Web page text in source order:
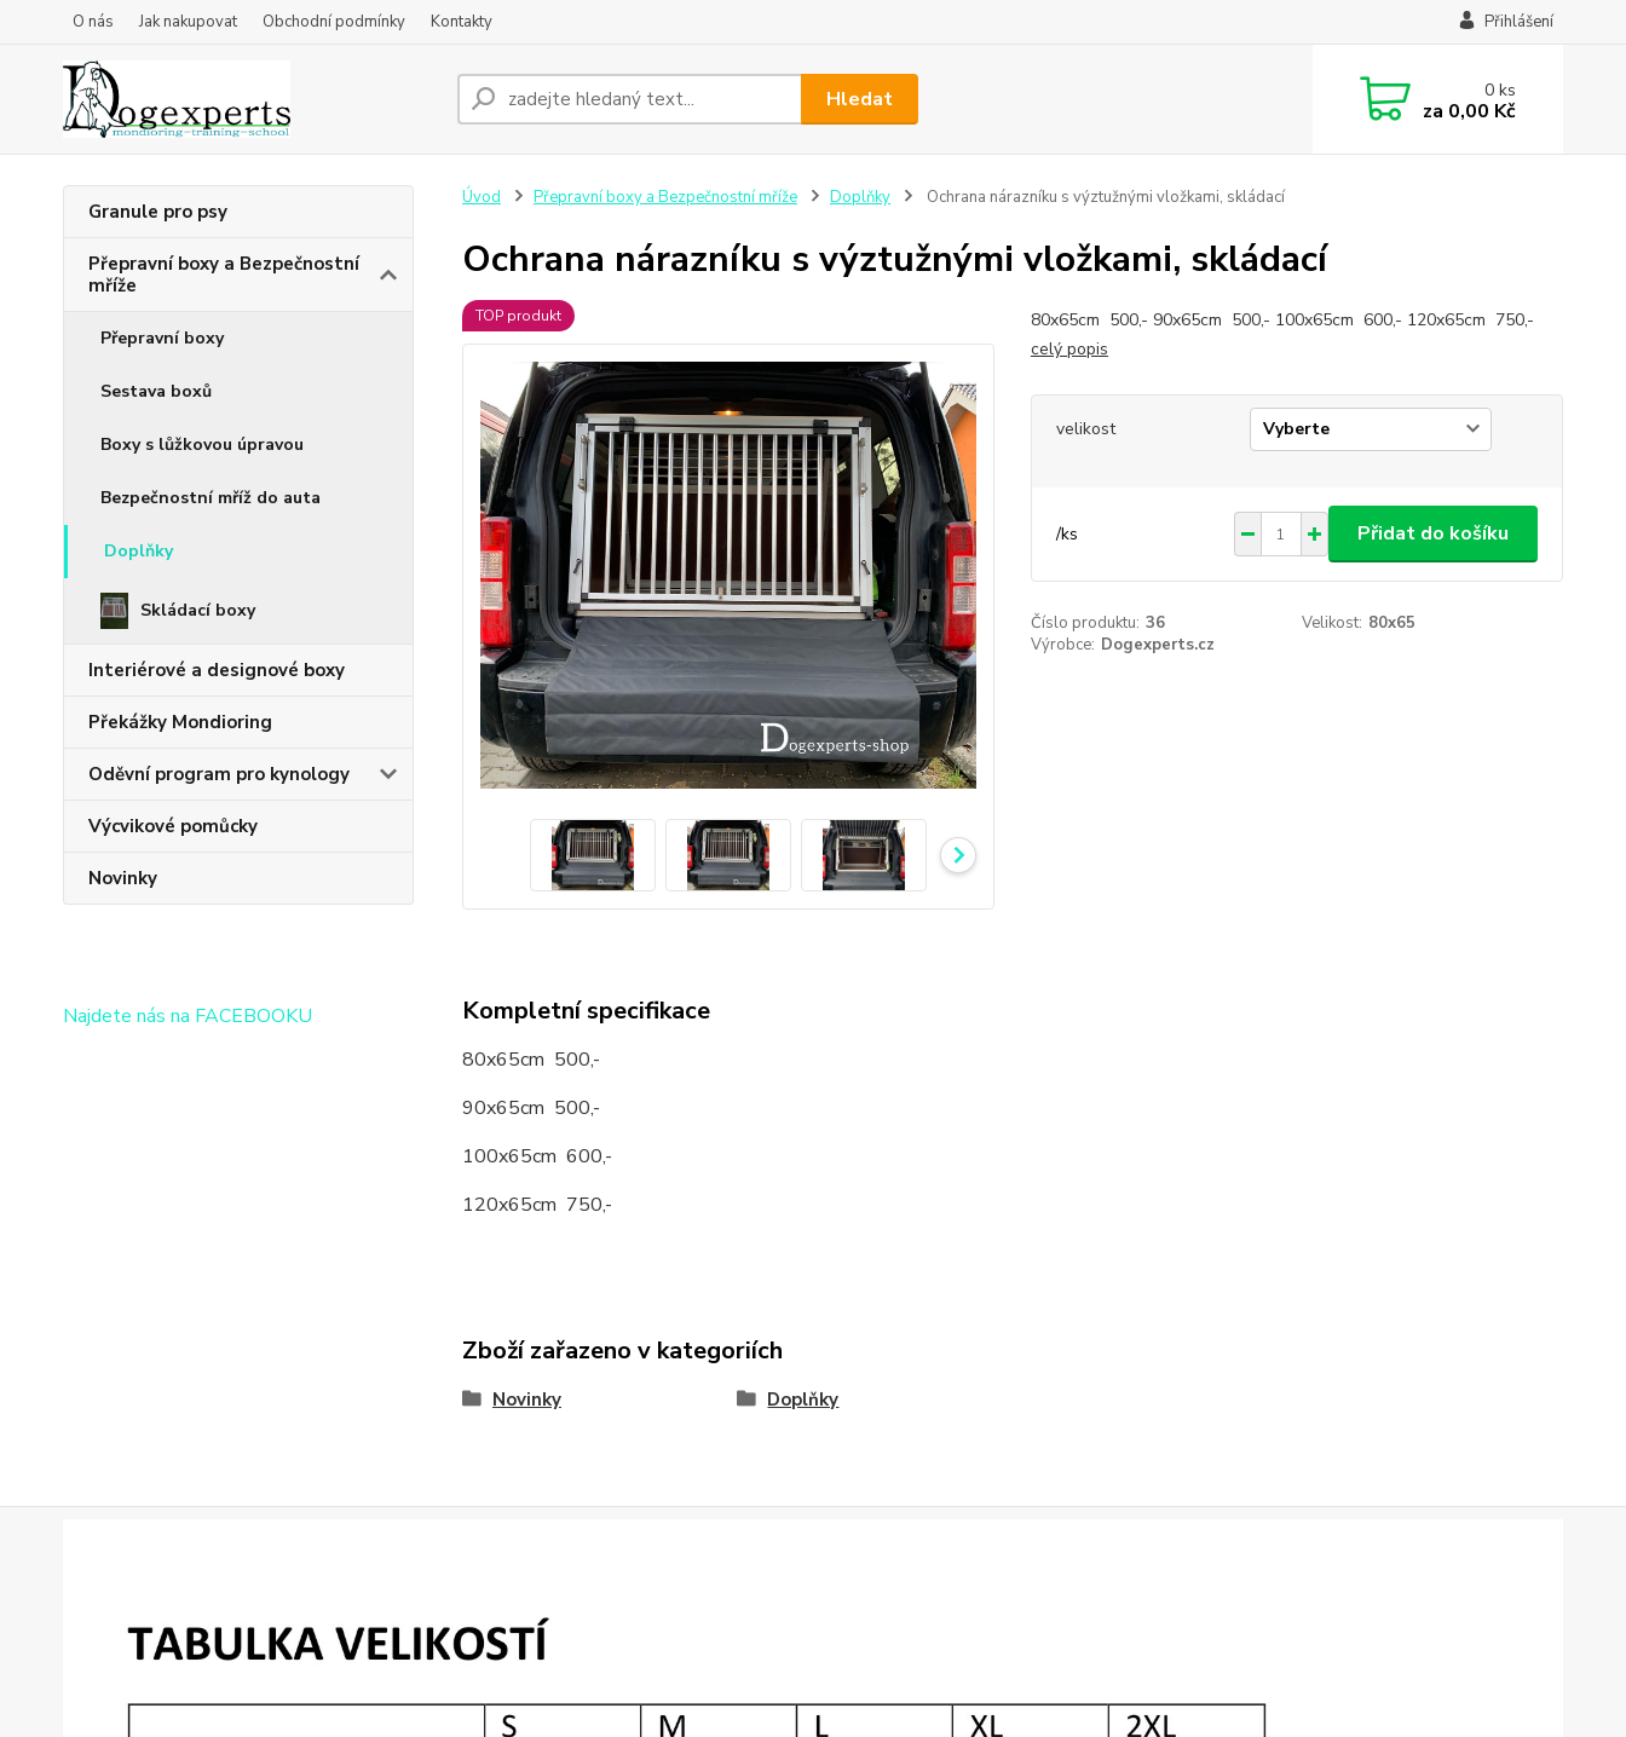
O nás Jak nakupovat Obchodní podmínky Kontakty Přihlášení
Hledat 0ks
za 0,00 Kč
Granule pro psy
Přepravní boxy a Bezpečnostní
mříže
Přepravní boxy
Sestava boxů
Boxy s lůžkovou úpravou
Bezpečnostní mříž do auta
Doplňky
Skládací boxy
Interiérové a designové boxy
Překážky Mondioring
Oděvní program pro kynology
Výcvikové pomůcky
Novinky
Najdete nás na FACEBOOKU
Úvod Přepravní boxy a Bezpečnostní mříže Doplňky Ochrana nárazníku s výztužnými vložkami, skládací
Ochrana nárazníku s výztužnými vložkami, skládací
TOP produkt
80x65cm 500,- 90x65cm 500,- 100x65cm 600,- 120x65cm 750,-
celý popis
velikost
/ks Přidat do košíku
Číslo produktu: 36 Velikost: 80x65
Výrobce: Dogexperts.cz
Kompletní specifikace
80x65cm 500,-
90x65cm 500,-
100x65cm 600,-
120x65cm 750,-
Zboží zařazeno v kategoriích
Novinky Doplňky